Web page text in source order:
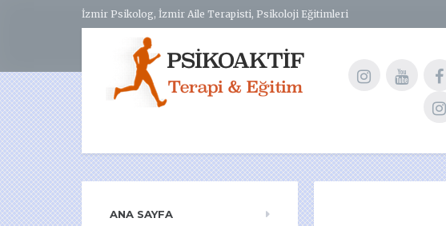
İzmir Psikolog, İzmir Aile Terapisti, Psikoloji Eğitimleri
ANA SAYFA